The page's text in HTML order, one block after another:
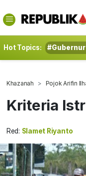
Hot Topics:
Khazanah Pojok Arifin
Kriteria
Red: Slamet Riyanto